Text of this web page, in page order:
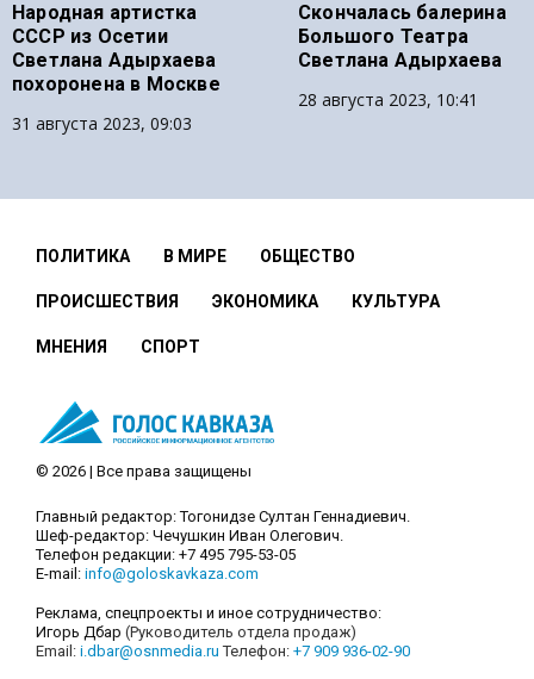
Народная артистка
СССР из Осетии
Светлана Адырхаева
похоронена в Москве
31 августа 2023, 09:03
Скончалась балерина
Большого Театра
Светлана Адырхаева
28 августа 2023, 10:41
ПОЛИТИКА В МИРЕ ОБЩЕСТВО
ПРОИСШЕСТВИЯ ЭКОНОМИКА КУЛЬТУРА
МНЕНИЯ СПОРТ
© 2026 | Все права защищены
Главный редактор: Тогонидзе Султан Геннадиевич.
Шеф-редактор: Чечушкин Иван Олегович.
Телефон редакции: +7 495 795-53-05
E-mail: info@goloskavkaza.com
Реклама, спецпроекты и иное сотрудничество:
Игорь Дбар (Руководитель отдела продаж)
Email: i.dbar@osnmedia.ru Телефон: +7 909 936-02-90